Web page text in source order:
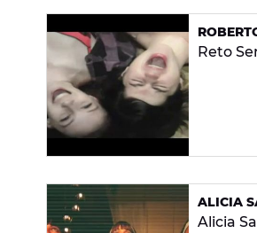
Reto
ALICIA
Alicia